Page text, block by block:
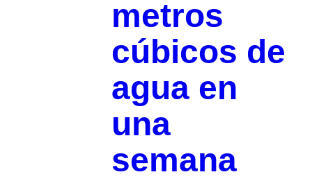
metros
cúbicos de
agua en
una
semana